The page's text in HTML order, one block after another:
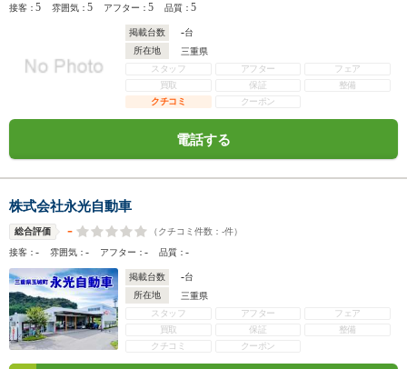
接客：5 雰囲気：5 アフター：5 品質：5
掲載台数 -台
所在地
三重県
スタッフ
アフター
フェア
買取
保証
整備
クチコミ
クーポン
電話する
株式会社永光自動車
総合評価 - （クチコミ件数： -件）
接客：- 雰囲気：- アフター：- 品質：-
掲載台数 -台
所在地
三重県
スタッフ
アフター
フェア
買取
保証
整備
クチコミ
クーポン